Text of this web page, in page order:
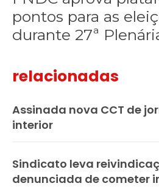
pontos para as
durante 27ª
relacionadas
Assinada nova CCT de
interior
Sindicato leva
denunciada de cometer